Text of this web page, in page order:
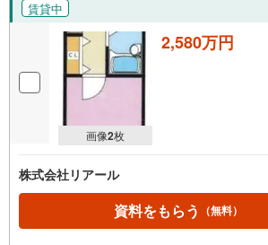
賃貸中
画像2枚
2,580万円
株式会社リアール
資料をもらう （無料）